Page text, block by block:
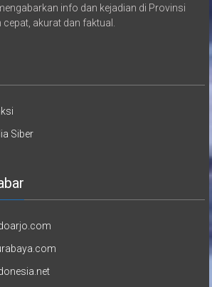
info dan kejadian di Provinsi
akurat dan faktual.
Siber